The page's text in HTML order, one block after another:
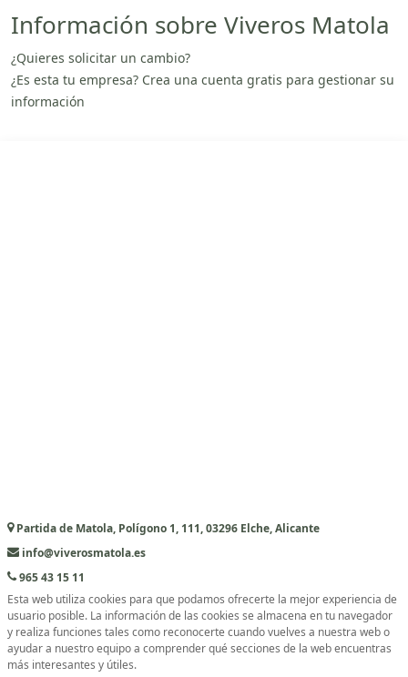
Información sobre Viveros Matola
¿Quieres solicitar un cambio?
¿Es esta tu empresa? Crea una cuenta gratis para gestionar su
información
Partida de Matola, Polígono 1, 111, 03296 Elche, Alicante
info@viverosmatola.es
965 43 15 11
Esta web utiliza cookies para que podamos ofrecerte la mejor experiencia de
usuario posible. La información de las cookies se almacena en tu navegador
y realiza funciones tales como reconocerte cuando vuelves a nuestra web o
ayudar a nuestro equipo a comprender qué secciones de la web encuentras
más interesantes y útiles.